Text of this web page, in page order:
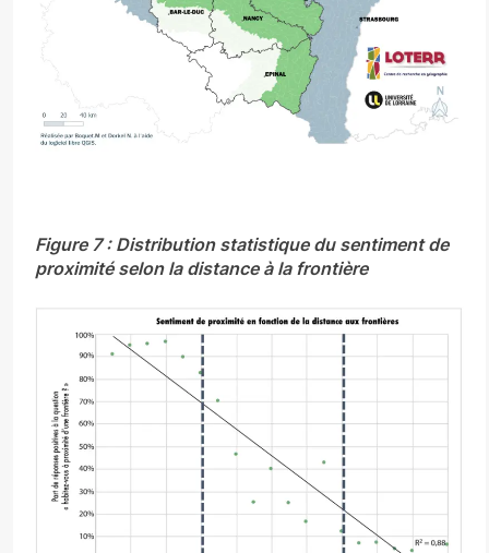
Figure 7 : Distribution statistique du sentiment de
proximité selon la distance à la frontière